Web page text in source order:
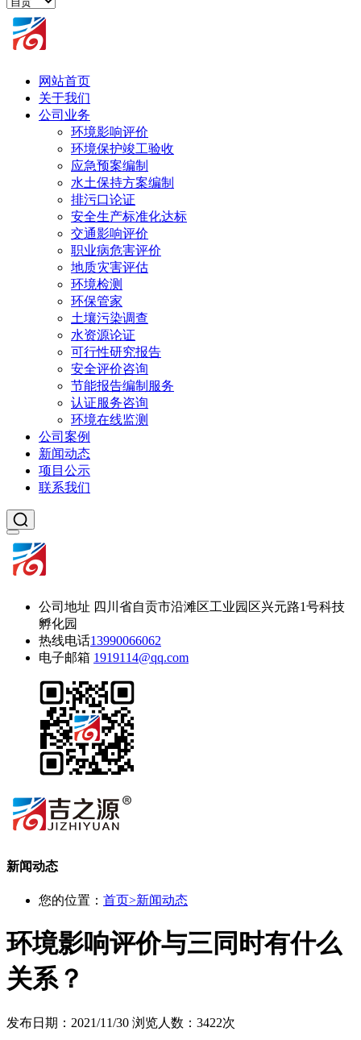
网站首页
关于我们
公司业务
环境影响评价
环境保护竣工验收
应急预案编制
水土保持方案编制
排污口论证
安全生产标准化达标
交通影响评价
职业病危害评价
地质灾害评估
环境检测
环保管家
土壤污染调查
水资源论证
可行性研究报告
安全评价咨询
节能报告编制服务
认证服务咨询
环境在线监测
公司案例
新闻动态
项目公示
联系我们
公司地址 四川省自贡市沿滩区工业园区兴元路1号科技
孵化园
热线电话13990066062
电子邮箱 1919114@qq.com
新闻动态
您的位置： 首页>新闻动态
环境影响评价与三同时有什么
关系？
发布日期：2021/11/30 浏览人数：3422次